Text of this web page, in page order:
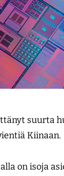
suurta
Kiinaan.
on isoja